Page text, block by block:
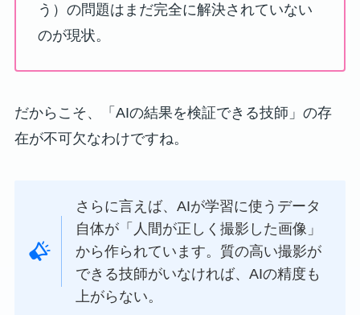
う）の問題はまだ完全に解決されていない
のが現状。
だからこそ、「AIの結果を検証できる技師」の存
在が不可欠なわけですね。
さらに言えば、AIが学習に使うデータ
自体が「人間が正しく撮影した画像」
から作られています。質の高い撮影が
できる技師がいなければ、AIの精度も
上がらない。